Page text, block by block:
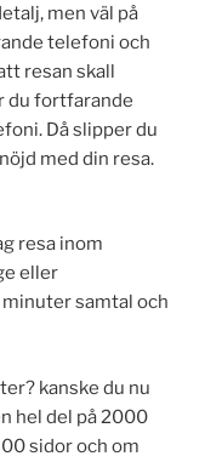
men väl på
telefoni och
resan skall
du fortfarande
Då slipper du
med din resa.
resa inom
eller
samtal och
kanske du nu
hel del på 2000
sidor och om